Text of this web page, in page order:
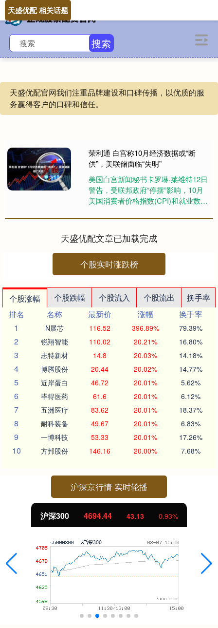
搜索
天盛优配官网我们注重品牌建设和口碑传播，以优质的服
务赢得客户的口碑和信任。
天盛优配 相关话题
荣利通 白宫称10月经济数据或“断
供”，美联储面临“失明”
美国白宫新闻秘书卡罗琳·莱维特12日
警告，受联邦政府“停摆”影响，10月
美国消费者价格指数(CPI)和就业数据
致美国联邦储备....
天盛优配文章已加载完成
个股实时涨跌榜
个股涨幅 个股跌幅 个股流入 个股流出
换手率
排名
名称 最新价 涨幅
换手率
1
N展芯 116.52 396.89% 79.39%
2 锐翔智能 110.02 20.21% 16.80%
3 志特新材 14.8 20.03% 14.18%
4 博腾股份 20.44 20.02% 14.77%
5 近岸蛋白 46.72 20.01% 5.62%
6 毕得医药 61.6 20.01% 6.12%
7 五洲医疗 83.62 20.01% 18.37%
8 耐科装备 49.67 20.01% 6.83%
9 一博科技 53.33 20.01% 17.26%
10 方邦股份 146.16 20.00% 7.68%
沪深京行情 实时轮播
沪深300 4694.44 43.13 0.93%